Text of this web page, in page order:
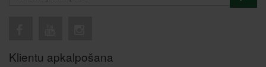
Klientu apkalpošana